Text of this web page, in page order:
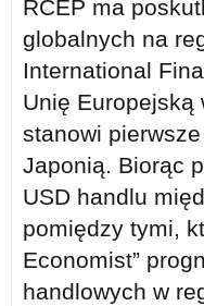
RCEP ma
globalnych na
International
Unię Europejską
stanowi
Japonią. Biorąc
USD handlu
pomiędzy tymi,
Economist”
handlowych w